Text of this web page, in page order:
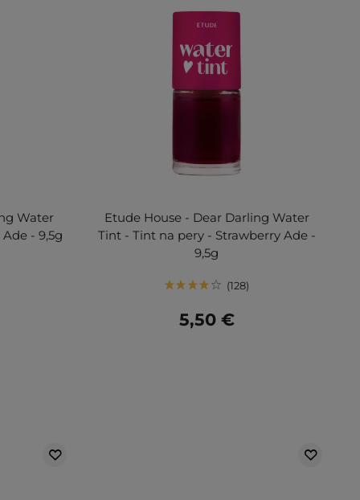
Water
- 9,5g
Etude House - Dear Darling Water
Tint - Tint na pery - Strawberry Ade -
9,5g
128
5,50 €